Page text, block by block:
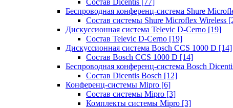
Состав Dicentis [77]
Беспроводная конференц-система Shure
Состав системы Shure Microflex Wireless
Дискуссионная система Televic D-Cerno [19]
Состав Televic D-Cerno [19]
Дискуссионная система Bosch CCS 1000 D [14]
Состав Bosch CCS 1000 D [14]
Беспроводная конференц-система Bosch
Состав Dicentis Bosch [12]
Конференц-системы Mipro [6]
Состав системы Mipro [3]
Комплекты системы Mipro [3]